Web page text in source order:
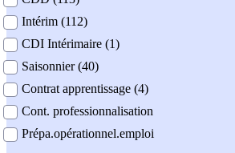
Intérim (112)
CDI Intérimaire (1)
Saisonnier (40)
Contrat apprentissage (4)
Cont. professionnalisation
Prépa.opérationnel.emploi